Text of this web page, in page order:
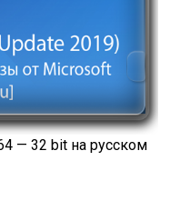
— 32 bit на русском